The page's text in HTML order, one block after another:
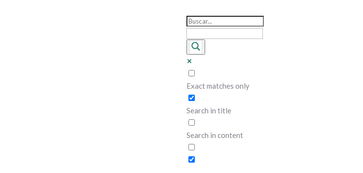
Exact matches only
Search in title
Search in content